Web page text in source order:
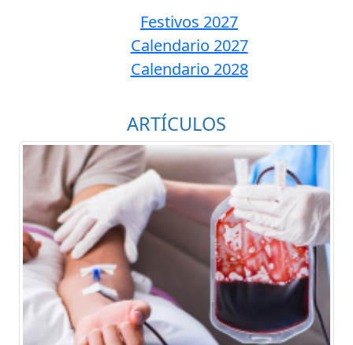
Festivos 2027
Calendario 2027
Calendario 2028
ARTÍCULOS